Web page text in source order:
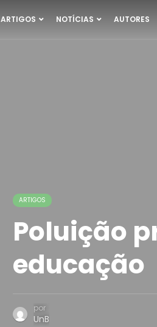
ARTIGOS NOTÍCIAS AUTORES
ARTIGOS
Poluição
educação
por
UnB